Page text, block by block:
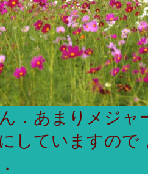
．あまりメジャ
していますので